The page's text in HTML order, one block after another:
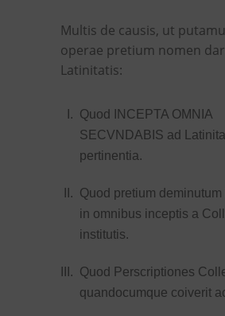
Multis de causis, ut
operae pretium nomen
Latinitatis:
Quod INCEPTA OMNIA
SECVNDABIS ad
pertinentia.
Quod pretium
in omnibus inceptis a
institutis.
Quod Perscriptiones
quandocumque coiverit